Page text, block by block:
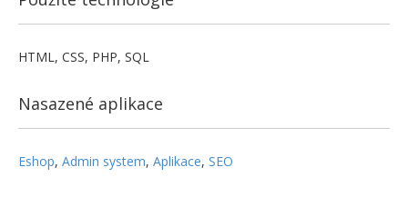
HTML, CSS, PHP, SQL
Nasazené aplikace
Eshop, Admin system, Aplikace, SEO